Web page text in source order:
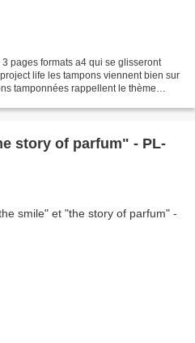
pages formats a4 qui se glisseront
life les tampons viennent bien sur
tamponnées rappellent le thème
story of parfum" - PL-